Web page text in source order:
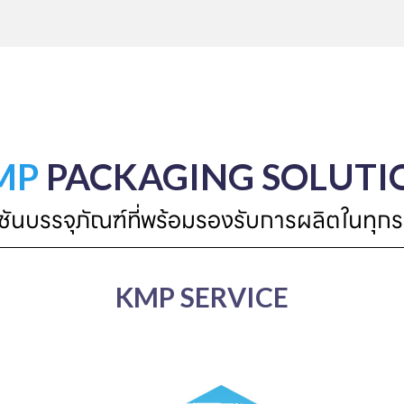
PACKAGING
นบรรจุภัณฑ์ที่พร้อมรองรับการผลิตในทุก
KMP SERVICE